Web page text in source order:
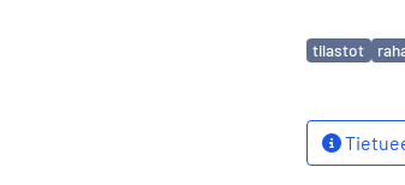
tilastot